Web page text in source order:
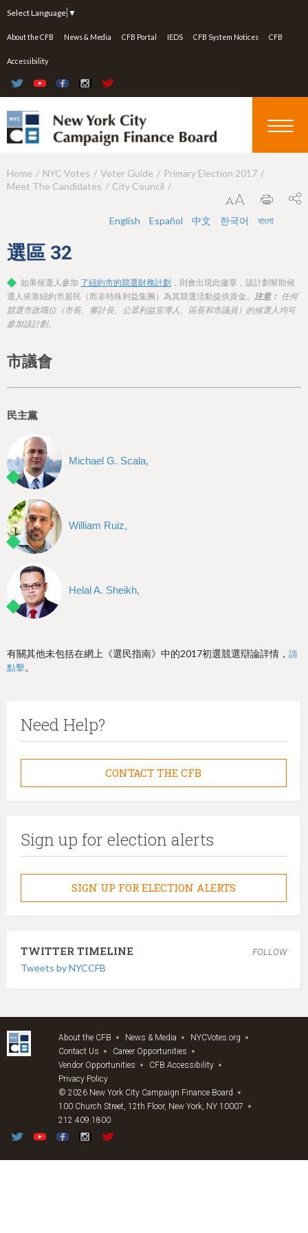
Select Language ▼
About the CFB News & Media CFB Portal IEDS CFB System Notices CFB
Accessibility
Y
a
e
h
r
e
Home NYC Votes Voter Guide
Primary Election 2017
Meet The Candidates
City Council
English Español 中文 한국어 বাংলা
選區 32
如果候選人參加 了紐約市的競選財務計劃 ，則會出現此徽章，該計劃幫助候
選人依靠紐約市居民（而非特殊利益集團）為其競選活動提供資金。 注意： 任何
競選市政職位（市長、審計長、公眾利益宣導人、區長和市議員）的候選人均可
參加該計劃。
市議會
民主黨
Michael G. Scala,
William Ruiz,
Helal A. Sheikh,
有關其他未包括在網上《選民指南》中的2017初選競選辯論詳情， 請
點擊。
Need Help?
CONTACT THE CFB
Sign up for election alerts
SIGN UP FOR ELECTION ALERTS
TWITTER TIMELINE FOLLOW
Tweets by NYCCFB
About the CFB News & Media
NYCVotes.org
Contact Us
Career Opportunities
Vendor Opportunities
CFB Accessibility
Privacy Policy
© 2026 New York City Campaign Finance Board
100 Church Street, 12th Floor, New York, NY 10007
212.409.1800